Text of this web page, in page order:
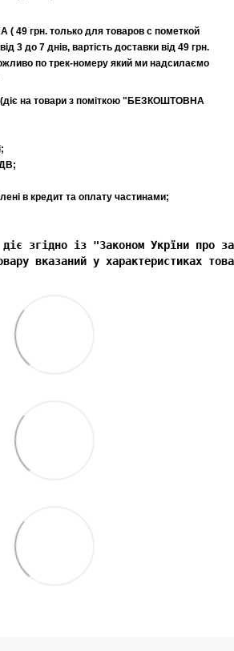
( 49 грн. только для товаров с пометкой
3 до 7 днів, вартість доставки від 49 грн.
по трек-номеру який ми надсилаємо
на товари з поміткою "БЕЗКОШТОВНА
в кредит та оплату частинами;
згідно із "Законом Укрїни про
вказаний у характеристиках